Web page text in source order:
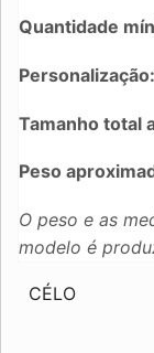
Quantidade
Personalização:
Tamanho total
Peso
O peso e as
modelo é
CÉLO